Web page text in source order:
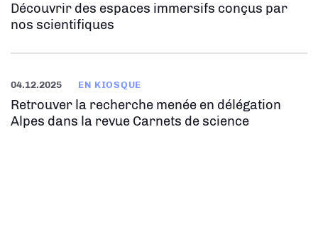
Découvrir des espaces immersifs conçus par
nos scientifiques
04.12.2025 EN KIOSQUE
Retrouver la recherche menée en délégation
Alpes dans la revue Carnets de science